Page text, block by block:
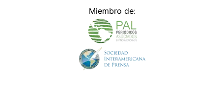
Miembro de: